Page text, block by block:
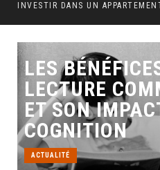
INVESTIR DANS UN APPARTEMENT À TANGER : OPPORTUNITÉS ET POINTS ESSENTIELS À CONNAÎTRE
LES
LECTURE
ET SON
COGNITION
ACTUALITÉ